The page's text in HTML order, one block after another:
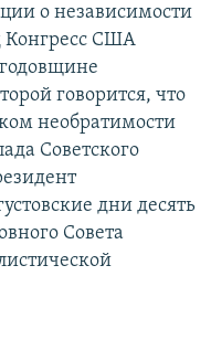
о независимости
Конгресс США
говорится, что
необратимости
Советского
дни десять
Совета